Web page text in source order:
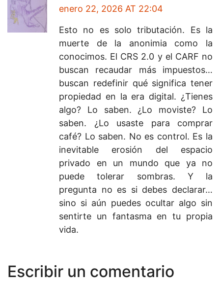
enero 22, 2026 AT 22:04
Esto no es solo tributación. Es la
muerte de la anonimia como la
conocimos. El CRS 2.0 y el CARF no
buscan recaudar más impuestos…
buscan redefinir qué significa tener
propiedad en la era digital. ¿Tienes
algo? Lo saben. ¿Lo moviste? Lo
saben. ¿Lo usaste para comprar
café? Lo saben. No es control. Es la
inevitable erosión del espacio
privado en un mundo que ya no
puede tolerar sombras. Y la
pregunta no es si debes declarar…
sino si aún puedes ocultar algo sin
sentirte un fantasma en tu propia
vida.
Escribir un comentario